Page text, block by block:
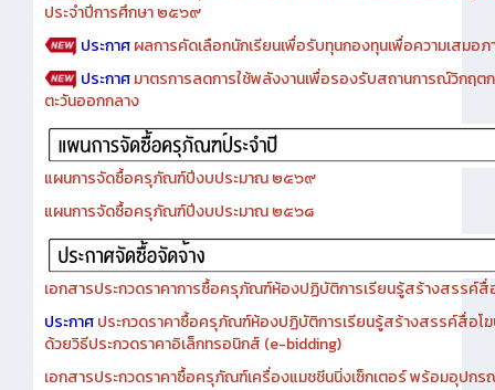
ประกาศรับสมัครบุคคลเข้าเป็นนักศึกษาระดับปริญญาตรี หลักสูต
ประจำปีการศึกษา ๒๕๖๙
ประกาศผลการคัดเลือกนักเรียนเพื่อรับทุนกองทุนเพื่อความเสมอ
ประกาศมาตรการลดการใช้พลังงานเพื่อรองรับสถานการณ์วิกฤ
ตะวันออกกลาง
แผนการจัดซื้อครุภัณฑ์ปีงบประมาณ ๒๕๖๙
แผนการจัดซื้อครุภัณฑ์ปีงบประมาณ ๒๕๖๘
เอกสารประกวดราคาการซื้อครุภัณฑ์ห้องปฏิบัติการเรียนรู้สร้างสรรค์
ประกาศ ประกวดราคาซื้อครุภัณฑ์ห้องปฏิบัติการเรียนรู้สร้างสรรค์สื่อโ
ด้วยวิธีประกวดราคาอิเล็กทรอนิกส์ (e-bidding)